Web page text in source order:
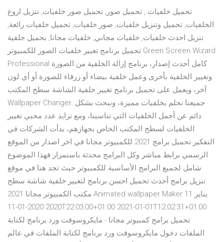
تحميل‏ ‏خلفيات‏ ‏, تحميل صور, تحميل صور خلفيات, تنزيل اروع
الخلفيات, تحميل وتنزيل خلفيات, صور خلفيات, تحميل خلفيات رائعة,
تنزيل احدث خلفيات, خلفيات مجاني, خلفيات مجانا, بحميل جلفية
تحميل برنامج تغيير خلفيات الصور للكمبيوتر Green Screen Wizard
Professional كامل أحدث إصدار، برنامج إزالة الخلفية من الصورة
وتغيير الخلفية بأخرى وعمل خلفية بيضاء أو زرقاء للصورة أو أي لون
آخر، ويعمل على تحميل برنامج تغيير خلفية الشاشة سطح المكتب
Wallpaper Changer. جميعنا نحلم بخلفيات مميزة، ونبحث بشكل
دائم عن أجمل الخلفيات التي تناسبنا، ومع تزايد عدد محبي تغيير
الخلفيات لسطح المكتب الخاص بجهازهم، بدأت الشركات في
التفكير تحميل برامج 2021 للكمبيوتر مجانا في اخر اصدار من الموقع
الرسمي برابط مباشر وكل البرامج محدثة باستمرار فهذا الموضوع
شامل لجميع البرامج الأساسية للكمبيوتر حيث تجد هنا في موقع
تنزيل برامج أحدث تحميل احسن برنامج لتغيير خلفية شاشة سطح
مكتب الكمبيوتر مجانا 2021 Animated wallpaper Maker 11 يناير
2020 2020-01-11T22:03:00+01:00 2021-01-01T12:02:31+01:00
تحميل برامج كمبيوتر مجانا - مايكروسوفت ورد برنامج لكتابة
الملفات دخول مايكروسوفت ورد برنامج لكتابة الملفات في عالم